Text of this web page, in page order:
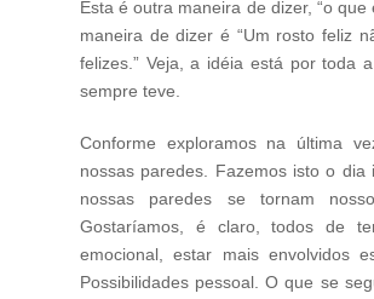
Esta é outra maneira de dizer, “o
maneira de dizer é “Um rosto feliz
felizes.” Veja, a idéia está por toda
sempre teve.
Conforme exploramos na última
nossas paredes. Fazemos isto o
nossas paredes se tornam
Gostaríamos, é claro, todos de
emocional, estar mais envolvidos
Possibilidades pessoal. O que se